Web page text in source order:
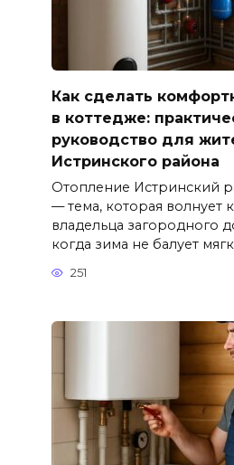
Как сделать
в коттедже:
руководство для
Истринского района
Отопление Истринский
— тема, которая волнует
владельца загородного
когда зима не балует
251